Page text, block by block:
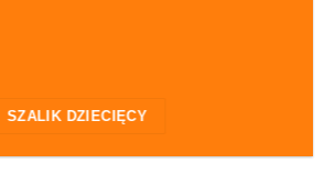
SZALIK DZIECIĘCY